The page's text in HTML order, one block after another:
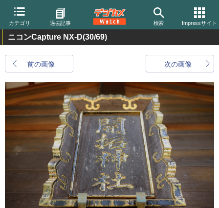
カテゴリ 過去記事 検索 Impressサイト
ニコンCapture NX-D(30/69)
前の画像 次の画像